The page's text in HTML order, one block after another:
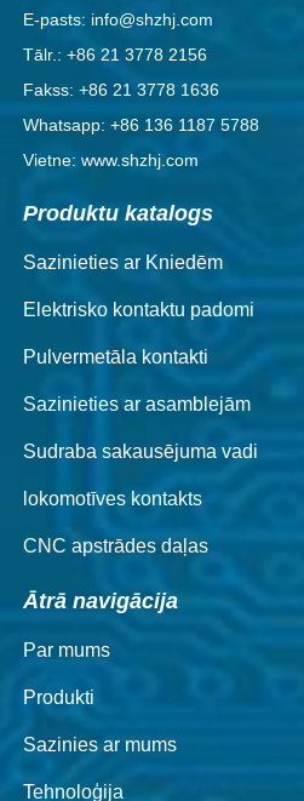
E-pasts: info@shzhj.com
Tālr.: +86 21 3778 2156
Fakss: +86 21 3778 1636
Whatsapp: +86 136 1187 5788
Vietne: www.shzhj.com
Produktu katalogs
Sazinieties ar Kniedēm
Elektrisko kontaktu padomi
Pulvermetāla kontakti
Sazinieties ar asamblejām
Sudraba sakausējuma vadi
lokomotīves kontakts
CNC apstrādes daļas
Ātrā navigācija
Par mums
Produkti
Sazinies ar mums
Tehnoloģija